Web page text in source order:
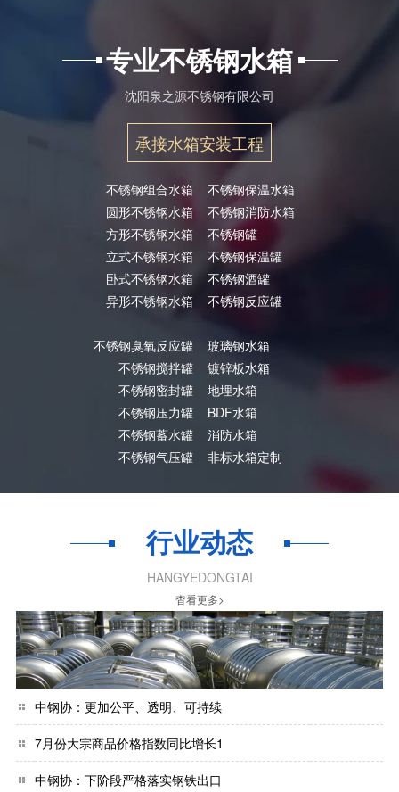
专业不锈钢水箱
沈阳泉之源不锈钢有限公司
承接水箱安装工程
不锈钢组合水箱
圆形不锈钢水箱
方形不锈钢水箱
立式不锈钢水箱
卧式不锈钢水箱
异形不锈钢水箱
不锈钢臭氧反应罐
不锈钢搅拌罐
不锈钢密封罐
不锈钢压力罐
不锈钢蓄水罐
不锈钢气压罐
不锈钢保温水箱
不锈钢消防水箱
不锈钢罐
不锈钢保温罐
不锈钢酒罐
不锈钢反应罐
玻璃钢水箱
镀锌板水箱
地埋水箱
BDF水箱
消防水箱
非标水箱定制
行业动态
HANGYEDONGTAI
杳看更多>
中钢协：更加公平、透明、可持续
7月份大宗商品价格指数同比增长1
中钢协：下阶段严格落实钢铁出口